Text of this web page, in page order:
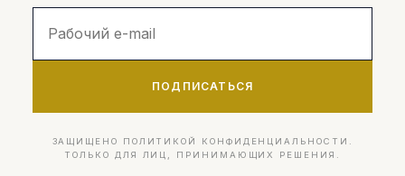
ПОДПИСАТЬСЯ
ЗАЩИЩЕНО ПОЛИТИКОЙ КОНФИДЕНЦИАЛЬНОСТИ.
ТОЛЬКО ДЛЯ ЛИЦ, ПРИНИМАЮЩИХ РЕШЕНИЯ.